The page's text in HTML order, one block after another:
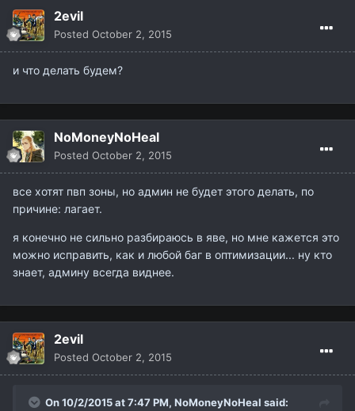
2evil
Posted October 2, 2015
и что делать будем?
NoMoneyNoHeal
Posted October 2, 2015
все хотят пвп зоны, но админ не будет этого делать, по
причине: лагает.
я конечно не сильно разбираюсь в яве, но мне кажется это
можно исправить, как и любой баг в оптимизации... ну кто
знает, админу всегда виднее.
2evil
Posted October 2, 2015
On 10/2/2015 at 7:47 PM, NoMoneyNoHeal said: